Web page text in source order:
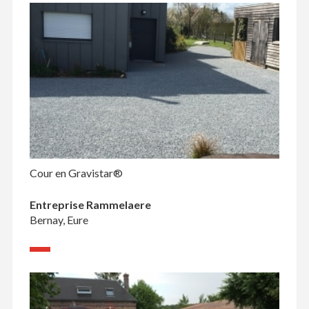
Cour en Gravistar®
Entreprise Rammelaere
Bernay, Eure